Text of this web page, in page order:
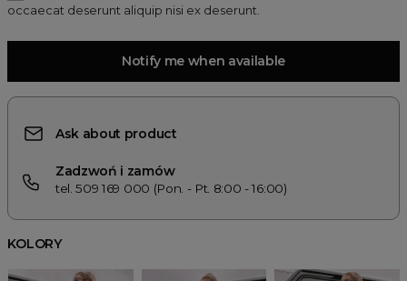
occaecat deserunt aliquip nisi ex deserunt.
Notify me when available
Ask about product
Zadzwoń i zamów
tel. 509 169 000 (Pon. - Pt. 8:00 - 16:00)
KOLORY